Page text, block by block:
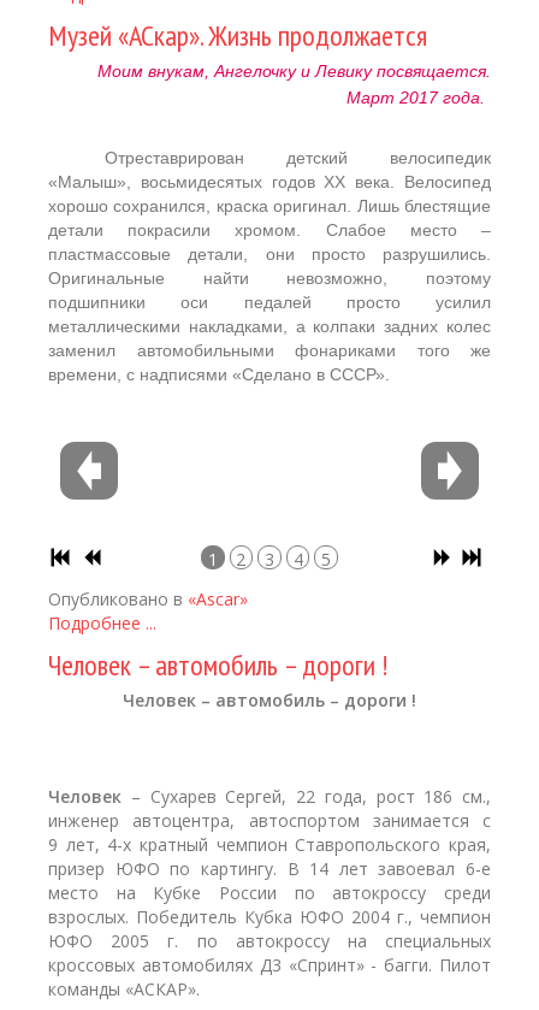
Музей «АСкар». Жизнь продолжается
Моим внукам, Ангелочку и Левику посвящается.
Март 2017 года.
Отреставрирован детский велосипедик
«Малыш», восьмидесятых годов ХХ века. Велосипед
хорошо сохранился, краска оригинал. Лишь блестящие
детали покрасили хромом. Слабое место –
пластмассовые детали, они просто разрушились.
Оригинальные найти невозможно, поэтому
подшипники оси педалей просто усилил
металлическими накладками, а колпаки задних колес
заменил автомобильными фонариками того же
времени, с надписями «Сделано в СССР».
1 2 3 4
5
Опубликовано в «Ascar»
Подробнее ...
Человек – автомобиль – дороги !
Человек – автомобиль – дороги !
Человек – Сухарев Сергей, 22 года, рост 186 см.,
инженер автоцентра, автоспортом занимается с
9 лет, 4-х кратный чемпион Ставропольского края,
призер ЮФО по картингу. В 14 лет завоевал 6-е
место на Кубке России по автокроссу среди
взрослых. Победитель Кубка ЮФО 2004 г., чемпион
ЮФО 2005 г. по автокроссу на специальных
кроссовых автомобилях Д3 «Спринт» - багги. Пилот
команды «АСКАР».